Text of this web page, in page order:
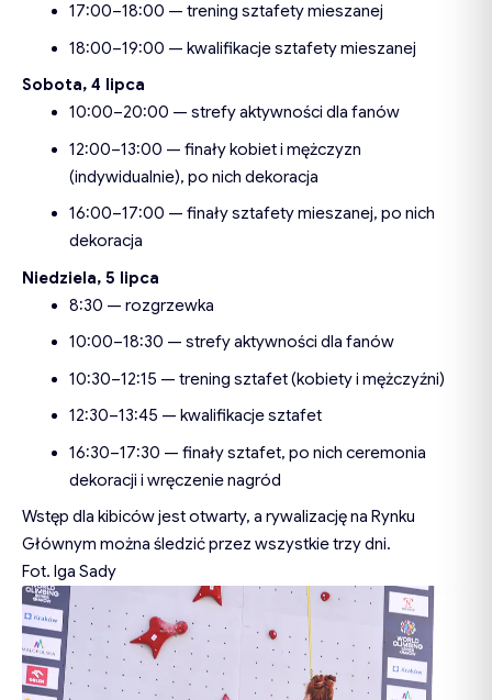
17:00–18:00 — trening sztafety mieszanej
18:00–19:00 — kwalifikacje sztafety mieszanej
Sobota, 4 lipca
10:00–20:00 — strefy aktywności dla fanów
12:00–13:00 — finały kobiet i mężczyzn
(indywidualnie), po nich dekoracja
16:00–17:00 — finały sztafety mieszanej, po nich
dekoracja
Niedziela, 5 lipca
8:30 — rozgrzewka
10:00–18:30 — strefy aktywności dla fanów
10:30–12:15 — trening sztafet (kobiety i mężczyźni)
12:30–13:45 — kwalifikacje sztafet
16:30–17:30 — finały sztafet, po nich ceremonia
dekoracji i wręczenie nagród
Wstęp dla kibiców jest otwarty, a rywalizację na Rynku
Głównym można śledzić przez wszystkie trzy dni.
Fot. Iga Sady